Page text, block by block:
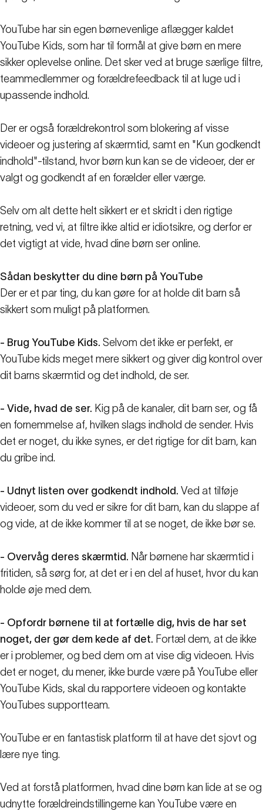
YouTube har sin egen børnevenlige aflægger kaldet
YouTube Kids, som har til formål at give børn en mere
sikker oplevelse online. Det sker ved at bruge særlige filtre,
teammedlemmer og forældrefeedback til at luge ud i
upassende indhold.
Der er også forældrekontrol som blokering af visse
videoer og justering af skærmtid, samt en "Kun godkendt
indhold"-tilstand, hvor børn kun kan se de videoer, der er
valgt og godkendt af en forælder eller værge.
Selv om alt dette helt sikkert er et skridt i den rigtige
retning, ved vi, at filtre ikke altid er idiotsikre, og derfor er
det vigtigt at vide, hvad dine børn ser online.
Sådan beskytter du dine børn på YouTube
Der er et par ting, du kan gøre for at holde dit barn så
sikkert som muligt på platformen.
- Brug YouTube Kids. Selvom det ikke er perfekt, er
YouTube kids meget mere sikkert og giver dig kontrol over
dit barns skærmtid og det indhold, de ser.
- Vide, hvad de ser. Kig på de kanaler, dit barn ser, og få
en fornemmelse af, hvilken slags indhold de sender. Hvis
det er noget, du ikke synes, er det rigtige for dit barn, kan
du gribe ind.
- Udnyt listen over godkendt indhold. Ved at tilføje
videoer, som du ved er sikre for dit barn, kan du slappe af
og vide, at de ikke kommer til at se noget, de ikke bør se.
- Overvåg deres skærmtid. Når børnene har skærmtid i
fritiden, så sørg for, at det er i en del af huset, hvor du kan
holde øje med dem.
- Opfordr børnene til at fortælle dig, hvis de har set
noget, der gør dem kede af det. Fortæl dem, at de ikke
er i problemer, og bed dem om at vise dig videoen. Hvis
det er noget, du mener, ikke burde være på YouTube eller
YouTube Kids, skal du rapportere videoen og kontakte
YouTubes supportteam.
YouTube er en fantastisk platform til at have det sjovt og
lære nye ting.
Ved at forstå platformen, hvad dine børn kan lide at se og
udnytte forældreindstillingerne kan YouTube være en